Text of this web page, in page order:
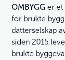
OMBYGG er et
for brukte
datterselskap
siden 2015
brukte